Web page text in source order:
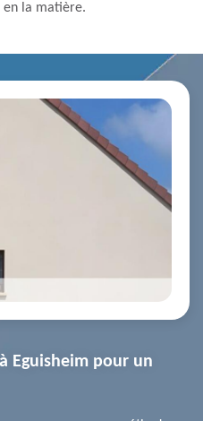
en la matière.
Eguisheim pour un